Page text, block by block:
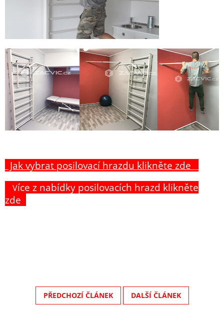
Jak vybrat posilovací hrazdu klikněte zde
Více z nabídky posilovacích hrazd klikněte
zde
PŘEDCHOZÍ ČLÁNEK DALŠÍ ČLÁNEK